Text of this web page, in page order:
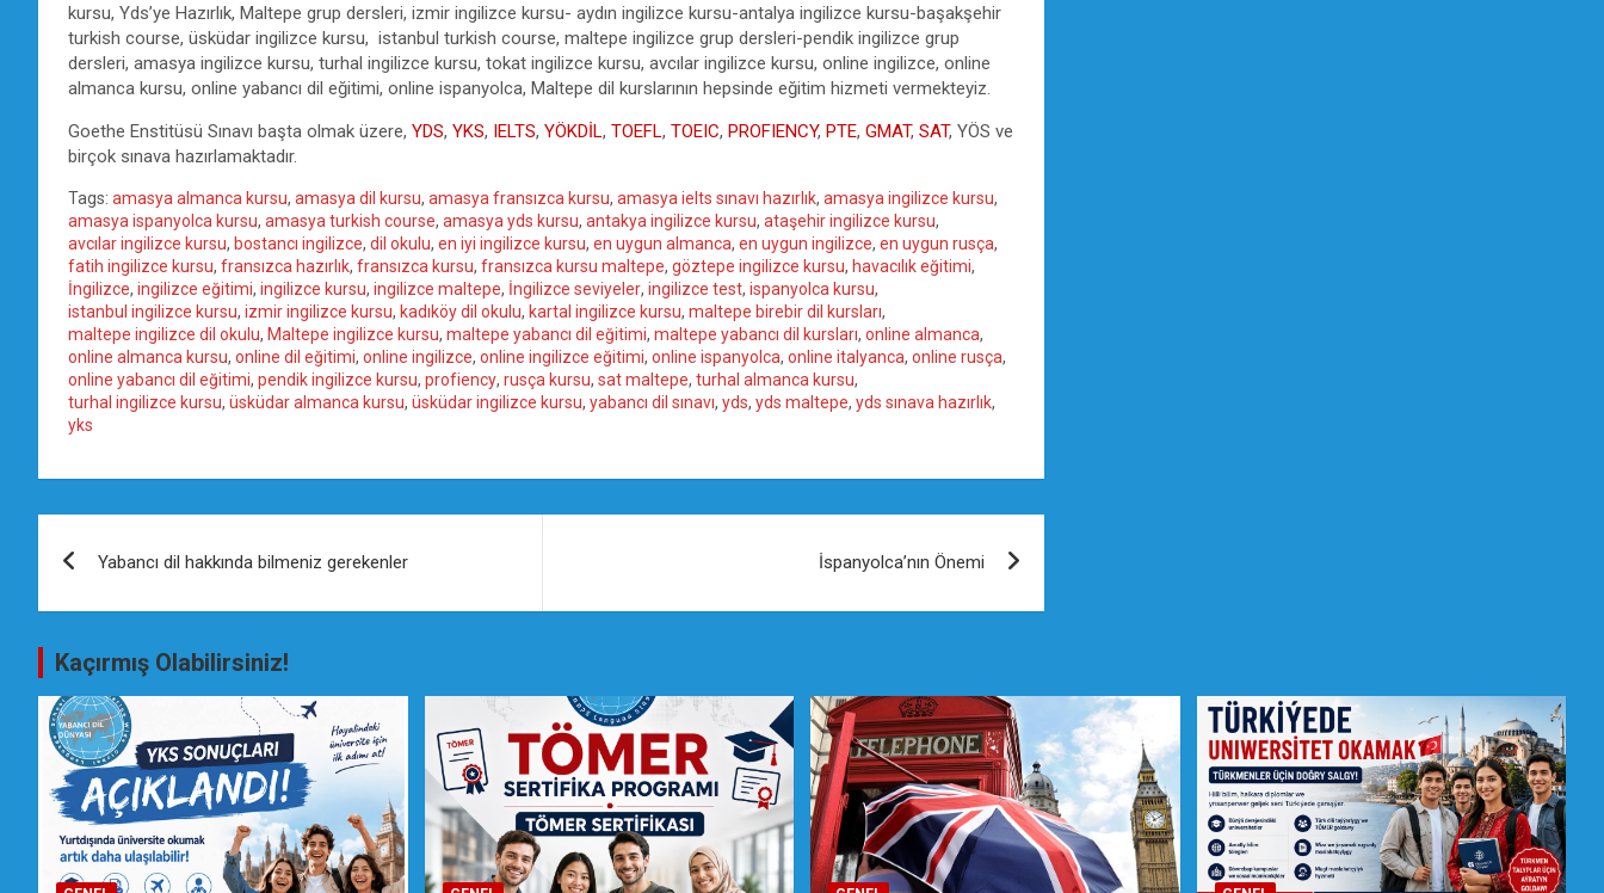
kursu, Yds’ye Hazırlık, Maltepe grup dersleri, izmir ingilizce kursu- aydın ingilizce kursu-antalya ingilizce kursu-başakşehir
turkish course, üsküdar ingilizce kursu, istanbul turkish course, maltepe ingilizce grup dersleri-pendik ingilizce grup
dersleri, amasya ingilizce kursu, turhal ingilizce kursu, tokat ingilizce kursu, avcılar ingilizce kursu, online ingilizce, online
almanca kursu, online yabancı dil eğitimi, online ispanyolca, Maltepe dil kurslarının hepsinde eğitim hizmeti vermekteyiz.
Goethe Enstitüsü Sınavı başta olmak üzere, YDS, YKS, IELTS, YÖKDİL, TOEFL, TOEIC, PROFIENCY, PTE, GMAT, SAT, YÖS ve
birçok sınava hazırlamaktadır.
Tags: amasya almanca kursu, amasya dil kursu, amasya fransızca kursu, amasya ielts sınavı hazırlık, amasya ingilizce kursu,
amasya ispanyolca kursu, amasya turkish course, amasya yds kursu, antakya ingilizce kursu, ataşehir ingilizce kursu,
avcılar ingilizce kursu, bostancı ingilizce, dil okulu, en iyi ingilizce kursu, en uygun almanca, en uygun ingilizce, en uygun rusça,
fatih ingilizce kursu, fransızca hazırlık, fransızca kursu, fransızca kursu maltepe, göztepe ingilizce kursu, havacılık eğitimi,
İngilizce, ingilizce eğitimi, ingilizce kursu, ingilizce maltepe, İngilizce seviyeler, ingilizce test, ispanyolca kursu,
istanbul ingilizce kursu, izmir ingilizce kursu, kadıköy dil okulu, kartal ingilizce kursu, maltepe birebir dil kursları,
maltepe ingilizce dil okulu, Maltepe ingilizce kursu, maltepe yabancı dil eğitimi, maltepe yabancı dil kursları, online almanca,
online almanca kursu, online dil eğitimi, online ingilizce, online ingilizce eğitimi, online ispanyolca, online italyanca, online rusça,
online yabancı dil eğitimi, pendik ingilizce kursu, profiency, rusça kursu, sat maltepe, turhal almanca kursu,
turhal ingilizce kursu, üsküdar almanca kursu, üsküdar ingilizce kursu, yabancı dil sınavı, yds, yds maltepe, yds sınava hazırlık,
yks
Yabancı dil hakkında bilmeniz gerekenler İspanyolca’nın Önemi
Kaçırmış Olabilirsiniz!